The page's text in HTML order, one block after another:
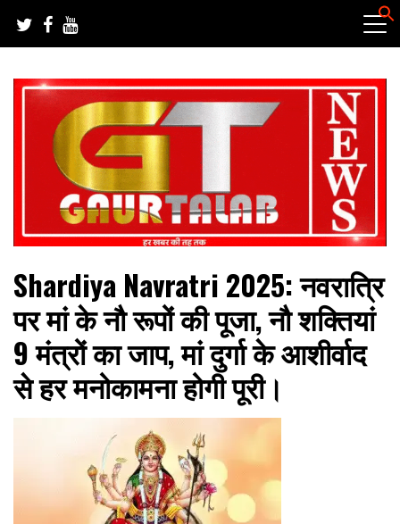
content
गौरतलब न्यूज
Shardiya Navratri 2025: नवरात्रि
पर मां के नौ रूपों की पूजा, नौ शक्तियां
9 मंत्रों का जाप, मां दुर्गा के आशीर्वाद
से हर मनोकामना होगी पूरी।